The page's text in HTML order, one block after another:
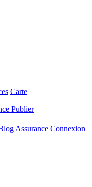
Carte
Publier
Assurance Connexion